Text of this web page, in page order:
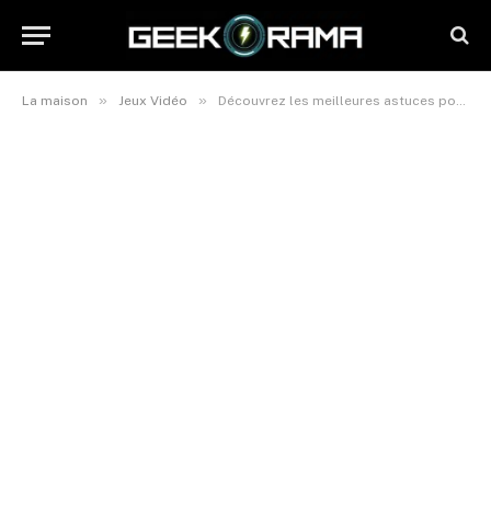
La maison » Jeux Vidéo » Découvrez les meilleures astuces pour le Community Day de Vanillite dans Pokémon GO et comment dénicher un Pokémon avec 100% IV